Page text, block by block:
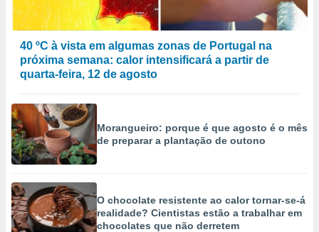
40 ºC à vista em algumas zonas de Portugal na
próxima semana: calor intensificará a partir de
quarta-feira, 12 de agosto
Morangueiro: porque é que agosto é o mês
de preparar a plantação de outono
O chocolate resistente ao calor tornar-se-á
realidade? Cientistas estão a trabalhar em
chocolates que não derretem